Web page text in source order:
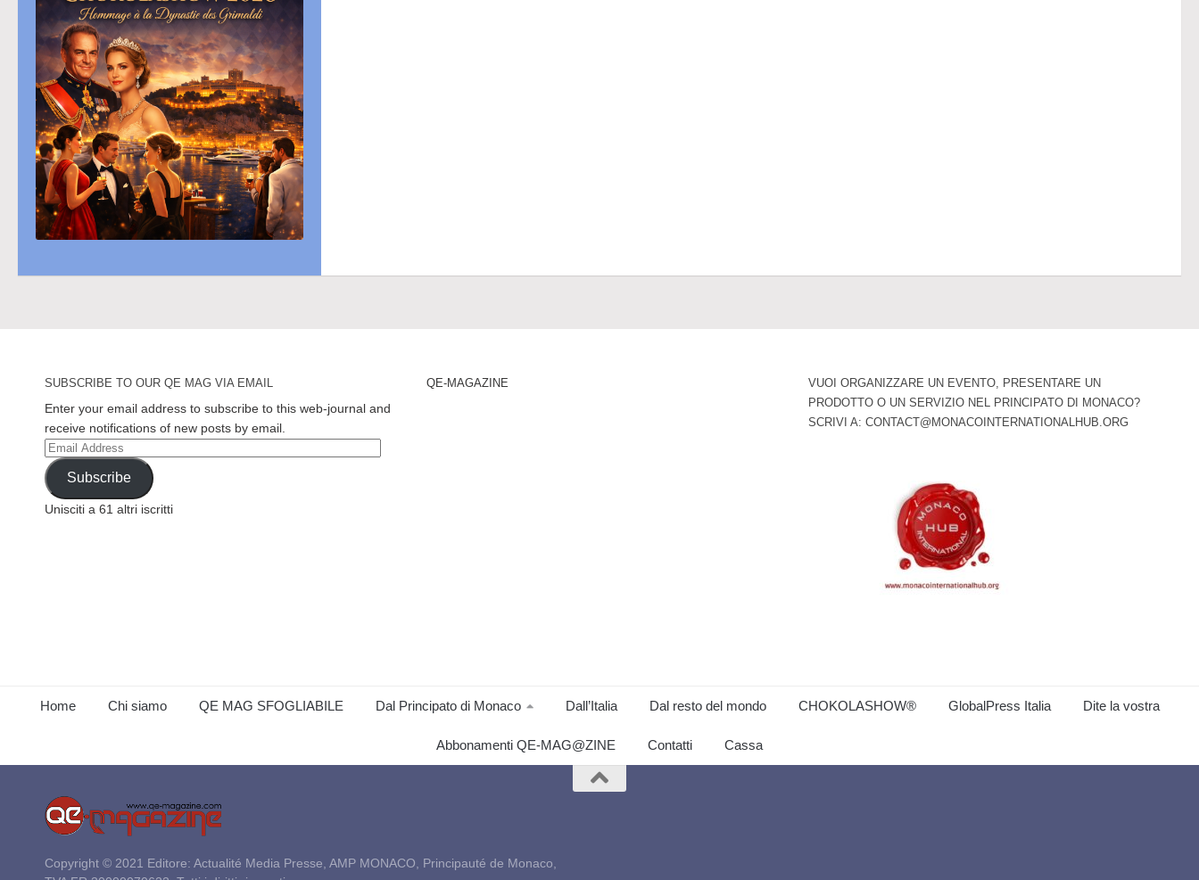
SUBSCRIBE TO OUR QE MAG VIA EMAIL
Enter your email address to subscribe to this web-journal and
receive notifications of new posts by email.
Email
Address
Subscribe
Unisciti a 61 altri iscritti
QE-MAGAZINE
VUOI ORGANIZZARE UN EVENTO, PRESENTARE UN
PRODOTTO O UN SERVIZIO NEL PRINCIPATO DI MONACO?
SCRIVI A: CONTACT@MONACOINTERNATIONALHUB.ORG
Home Chi siamo QE MAG SFOGLIABILE Dal Principato di Monaco Dall’Italia Dal resto del mondo CHOKOLASHOW® GlobalPress Italia Dite la vostra
Abbonamenti QE-MAG@ZINE Contatti Cassa
Copyright © 2021 Editore: Actualité Media Presse, AMP MONACO, Principauté de Monaco,